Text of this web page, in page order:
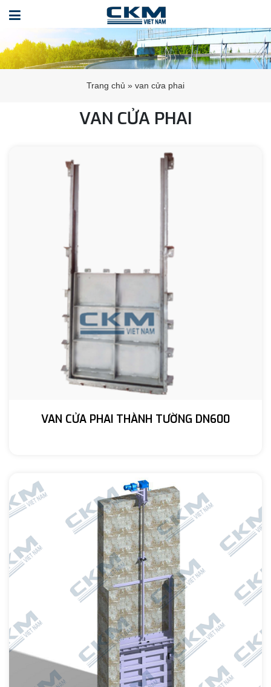
Trang chủ » van cửa phai
VAN CỬA PHAI
VAN CỬA PHAI THÀNH TƯỜNG DN600